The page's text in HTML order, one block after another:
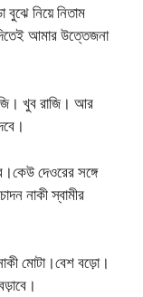
নিয়ে নিতাম
আমার উত্তেজনা
খুব রাজি। আর
দেওরের সঙ্গে
নাকী স্বামীর
মোটা।বেশ বড়ো।